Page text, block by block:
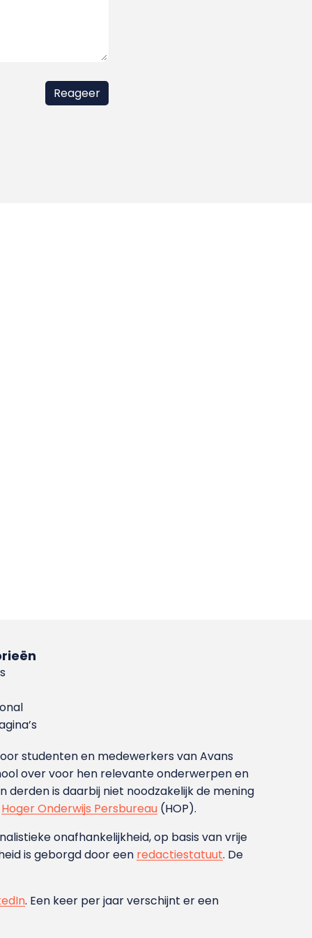
studenten en medewerkers van Avans
over voor hen relevante onderwerpen en
is daarbij niet noodzakelijk de mening
Hoger Onderwijs Persbureau (HOP).
onafhankelijkheid, op basis van vrije
is geborgd door een redactiestatuut. De
. Een keer per jaar verschijnt er een